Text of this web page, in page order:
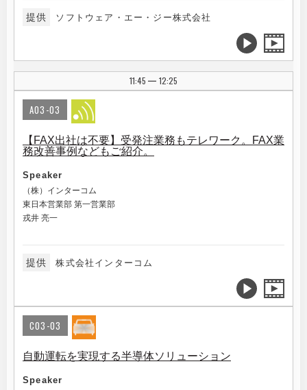
提供 ソフトウェア・エー・ジー株式会社
11:45 | 12:25
A03-03
【FAX出社は不要】受発注業務もテレワーク。FAX業
務改善事例などもご紹介。
Speaker
（株）インターコム
東日本営業部 第一営業部
戎井 亮一
提供 株式会社インターコム
C03-03
自動運転を実現する半導体ソリューション
Speaker